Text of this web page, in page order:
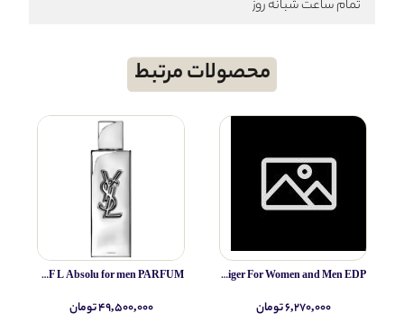
تمام ساعت شبانه روز
محصولات مرتبط
IRIB Espigan (altamir) Papilo tiger For Women and Men EDP
۶,۲۷۰,۰۰۰ تومان
Yves Saint Laurent MYSLF L Absolu for men PARFUM
۴۹,۵۰۰,۰۰۰ تومان